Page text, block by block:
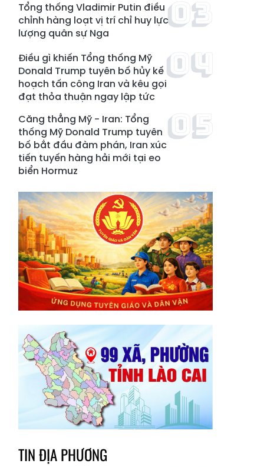
Tổng thống Vladimir Putin điều
chỉnh hàng loạt vị trí chỉ huy lực
lượng quân sự Nga
Điều gì khiến Tổng thống Mỹ
Donald Trump tuyên bố hủy kế
hoạch tấn công Iran và kêu gọi
đạt thỏa thuận ngay lập tức
Căng thẳng Mỹ - Iran: Tổng
thống Mỹ Donald Trump tuyên
bố bắt đầu đàm phán, Iran xúc
tiến tuyến hàng hải mới tại eo
biển Hormuz
TIN ĐỊA PHƯƠNG